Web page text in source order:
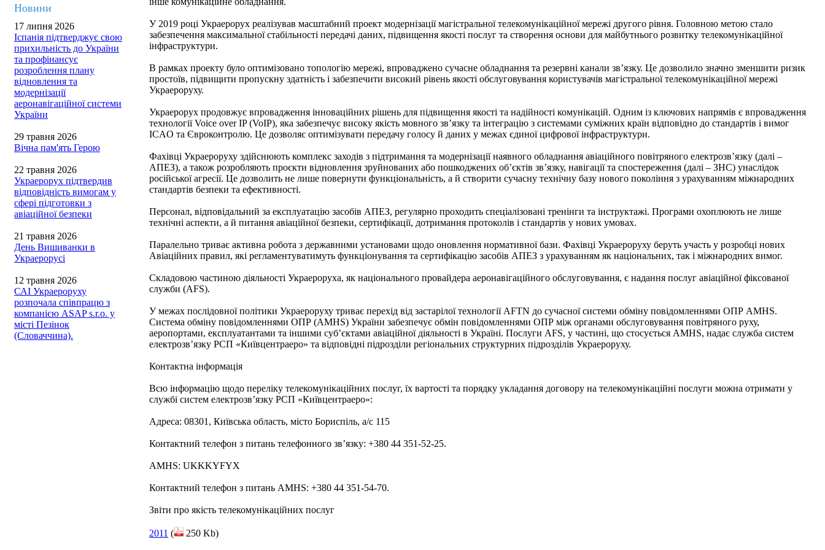
Новини
17 липня 2026
Іспанія підтверджує свою
прихильність до України
та профінансує
розроблення плану
відновлення та
модернізації
аеронавігаційної системи
України
29 травня 2026
Вічна пам'ять Герою
22 травня 2026
Украерорух підтвердив
відповідність вимогам у
сфері підготовки з
авіаційної безпеки
21 травня 2026
День Вишиванки в
Украерорусі
12 травня 2026
САІ Украероруху
розпочала співпрацю з
компанією ASAP s.r.o. у
місті Пезінок
(Словаччина).
У 2019 році Украерорух реалізував масштабний проект модернізації магістральної телекомунікаційної мережі другого рівня. Головною метою стало
забезпечення максимальної стабільності передачі даних, підвищення якості послуг та створення основи для майбутнього розвитку телекомунікаційної
інфраструктури.
В рамках проекту було оптимізовано топологію мережі, впроваджено сучасне обладнання та резервні канали зв’язку. Це дозволило значно зменшити ризик
простоїв, підвищити пропускну здатність і забезпечити високий рівень якості обслуговування користувачів магістральної телекомунікаційної мережі
Украероруху.
Украерорух продовжує впровадження інноваційних рішень для підвищення якості та надійності комунікацій. Одним із ключових напрямів є впровадження
технології Voice over IP (VoIP), яка забезпечує високу якість мовного зв’язку та інтеграцію з системами суміжних країн відповідно до стандартів і вимог
ICAO та Євроконтролю. Це дозволяє оптимізувати передачу голосу й даних у межах єдиної цифрової інфраструктури.
Фахівці Украероруху здійснюють комплекс заходів з підтримання та модернізації наявного обладнання авіаційного повітряного електрозв’язку (далі –
АПЕЗ), а також розробляють проєкти відновлення зруйнованих або пошкоджених об’єктів зв’язку, навігації та спостереження (далі – ЗНС) унаслідок
російської агресії. Це дозволить не лише повернути функціональність, а й створити сучасну технічну базу нового покоління з урахуванням міжнародних
стандартів безпеки та ефективності.
Персонал, відповідальний за експлуатацію засобів АПЕЗ, регулярно проходить спеціалізовані тренінги та інструктажі. Програми охоплюють не лише
технічні аспекти, а й питання авіаційної безпеки, сертифікації, дотримання протоколів і стандартів у нових умовах.
Паралельно триває активна робота з державними установами щодо оновлення нормативної бази. Фахівці Украероруху беруть участь у розробці нових
Авіаційних правил, які регламентуватимуть функціонування та сертифікацію засобів АПЕЗ з урахуванням як національних, так і міжнародних вимог.
Складовою частиною діяльності Украероруха, як національного провайдера аеронавігаційного обслуговування, є надання послуг авіаційної фіксованої
служби (AFS).
У межах послідовної політики Украероруху триває перехід від застарілої технології AFTN до сучасної системи обміну повідомленнями ОПР AMHS.
Система обміну повідомленнями ОПР (AMHS) України забезпечує обмін повідомленнями ОПР між органами обслуговування повітряного руху,
аеропортами, експлуатантами та іншими суб’єктами авіаційної діяльності в Україні. Послуги AFS, у частині, що стосується AMHS, надає служба систем
електрозв’язку РСП «Київцентраеро» та відповідні підрозділи регіональних структурних підрозділів Украероруху.
Контактна інформація
Всю інформацію щодо переліку телекомунікаційних послуг, їх вартості та порядку укладання договору на телекомунікаційні послуги можна отримати у
службі систем електрозв’язку РСП «Київцентраеро»:
Адреса: 08301, Київська область, місто Бориспіль, а/с 115
Контактний телефон з питань телефонного зв’язку: +380 44 351-52-25.
AMHS: UKKKYFYX
Контактний телефон з питань AMHS: +380 44 351-54-70.
Звіти про якість телекомунікаційних послуг
2011 ( 250 Kb)